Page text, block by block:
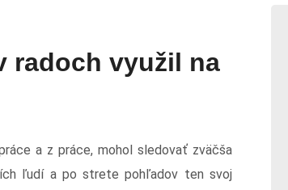
radoch využil na
a z práce, mohol sledovať zväčša
ľudí a po strete pohľadov ten svoj